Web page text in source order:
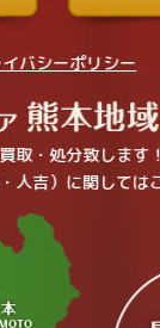
バシーポリシー
取・処分致します！
吉）に関しては